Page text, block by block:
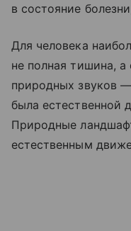
в состояние
Для человека
не полная тишина, а
природных звуков
была естественной
Природные
естественным